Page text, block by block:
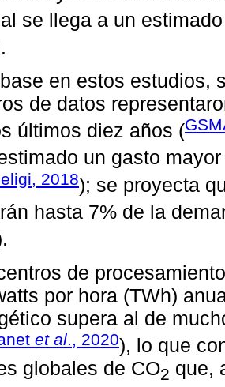
se llega a un
en estos estudios,
de datos
últimos diez años (
un gasto
2018); se proyecta
hasta 7% de la
de
por hora (TWh)
supera al de
et al., 2020), lo que
globales de CO2 que,